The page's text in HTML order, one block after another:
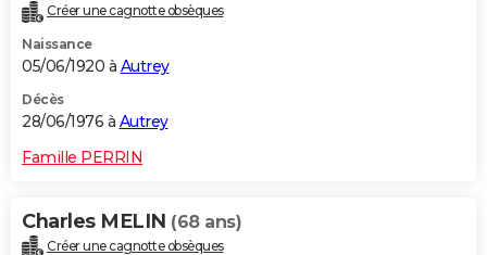
Créer une cagnotte obsèques
Naissance
05/06/1920 à Autrey
Décès
28/06/1976 à Autrey
Famille PERRIN
Charles MELIN (68 ans)
Créer une cagnotte obsèques